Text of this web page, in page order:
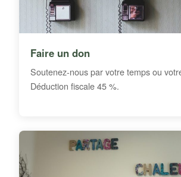
Faire un don
Soutenez-nous par votre temps ou
Déduction fiscale 45 %.